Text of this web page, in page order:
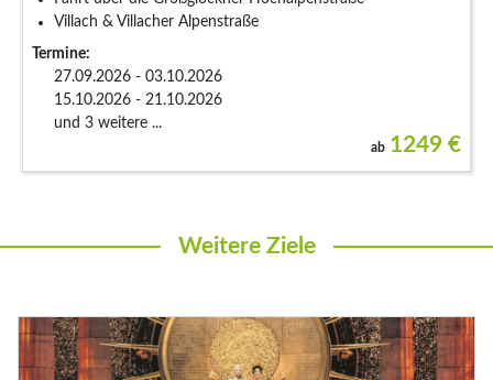
Villach & Villacher Alpenstraße
Termine:
27.09.2026 - 03.10.2026
15.10.2026 - 21.10.2026
und 3 weitere ...
ab 1249 €
Weitere Ziele